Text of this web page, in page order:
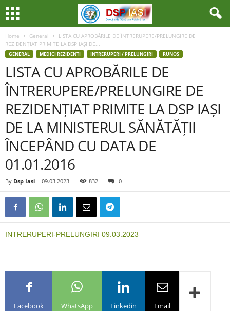
Home General
LISTA CU APROBĂRILE DE ÎNTRERUPERE/PRELUNGIRE DE
REZIDENȚIAT PRIMITE LA DSP IAȘI DE...
GENERAL MEDICI REZIDENTI INTRERUPERI / PRELUNGIRI RUNOS
LISTA CU APROBĂRILE DE
ÎNTRERUPERE/PRELUNGIRE DE
REZIDENȚIAT PRIMITE LA DSP IAȘI
DE LA MINISTERUL SĂNĂTĂȚII
ÎNCEPÂND CU DATA DE
01.01.2016
By Dsp Iasi - 09.03.2023 832 0
INTRERUPERI-PRELUNGIRI 09.03.2023
Facebook WhatsApp Linkedin Email